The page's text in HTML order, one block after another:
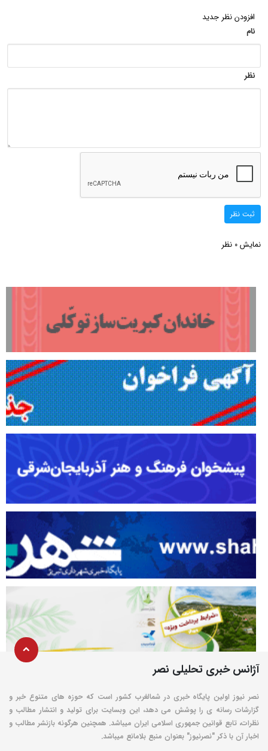
افزودن نظر جدید
نام
نظر
ثبت نظر
نمایش 0 نظر
آژانس خبری تحلیلی نصر
نصر نیوز اولین پایگاه خبری در شمالغرب کشور است که حوزه های متنوع خبر و
گزارشات رسانه ی را پوشش می دهد، این وبسایت برای تولید و انتشار مطالب و
نظرات، تابع قوانین جمهوری اسلامی ایران میباشد. همچنین هرگونه بازنشر مطالب و
اخبار آن با ذکر "نصرنیوز" بعنوان منبع بلامانع میباشد.